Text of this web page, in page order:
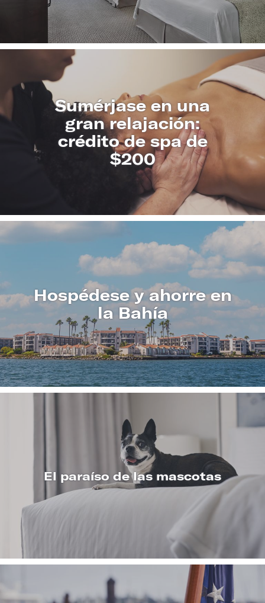
Sumérjase en una
gran relajación:
crédito de spa de
$200
CONOZCA
MÁS
Hospédese y ahorre en
la Bahía
CONOZCA
MÁS
El paraíso de las mascotas